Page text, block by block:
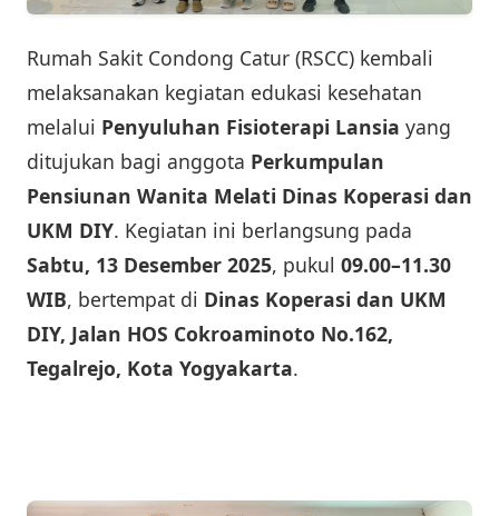
Rumah Sakit Condong Catur (RSCC) kembali
melaksanakan kegiatan edukasi kesehatan
melalui Penyuluhan Fisioterapi Lansia yang
ditujukan bagi anggota Perkumpulan
Pensiunan Wanita Melati Dinas Koperasi dan
UKM DIY. Kegiatan ini berlangsung pada
Sabtu, 13 Desember 2025, pukul 09.00–11.30
WIB, bertempat di Dinas Koperasi dan UKM
DIY, Jalan HOS Cokroaminoto No.162,
Tegalrejo, Kota Yogyakarta.